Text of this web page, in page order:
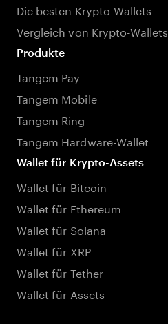
Die besten Krypto-Wallets
Vergleich von Krypto-Wallets
Produkte
Tangem Pay
Tangem Mobile
Tangem Ring
Tangem Hardware-Wallet
Wallet für Krypto-Assets
Wallet für Bitcoin
Wallet für Ethereum
Wallet für Solana
Wallet für XRP
Wallet für Tether
Wallet für Assets